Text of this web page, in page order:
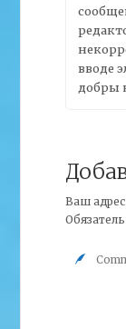
вводе
добры
Ваш адрес